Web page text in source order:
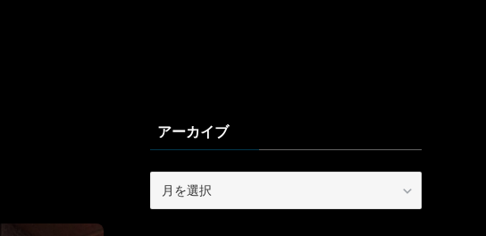
アーカイブ